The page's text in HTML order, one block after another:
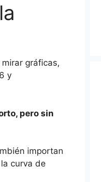
gráficas,
y
pero sin
importan
curva de